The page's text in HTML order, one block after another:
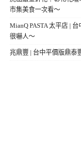
市集美食一次看～
MianQ PASTA 太平店 |
很嚇人～
兆鼎豐 | 台中平價版鼎泰